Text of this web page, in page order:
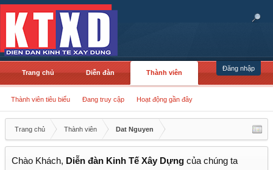
Đăng nhập
Trang chủ Diễn đàn Thành viên
Thành viên tiêu biểu Đang truy cập Hoạt động gần đây
Trang chủ Thành viên Dat Nguyen
Chào Khách, Diễn đàn Kinh Tế Xây Dựng của chúng ta